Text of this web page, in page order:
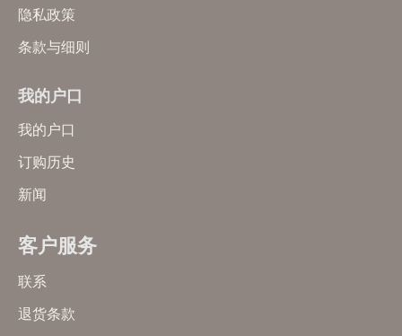
隐私政策
条款与细则
我的户口
我的户口
订购历史
新闻
客户服务
联系
退货条款